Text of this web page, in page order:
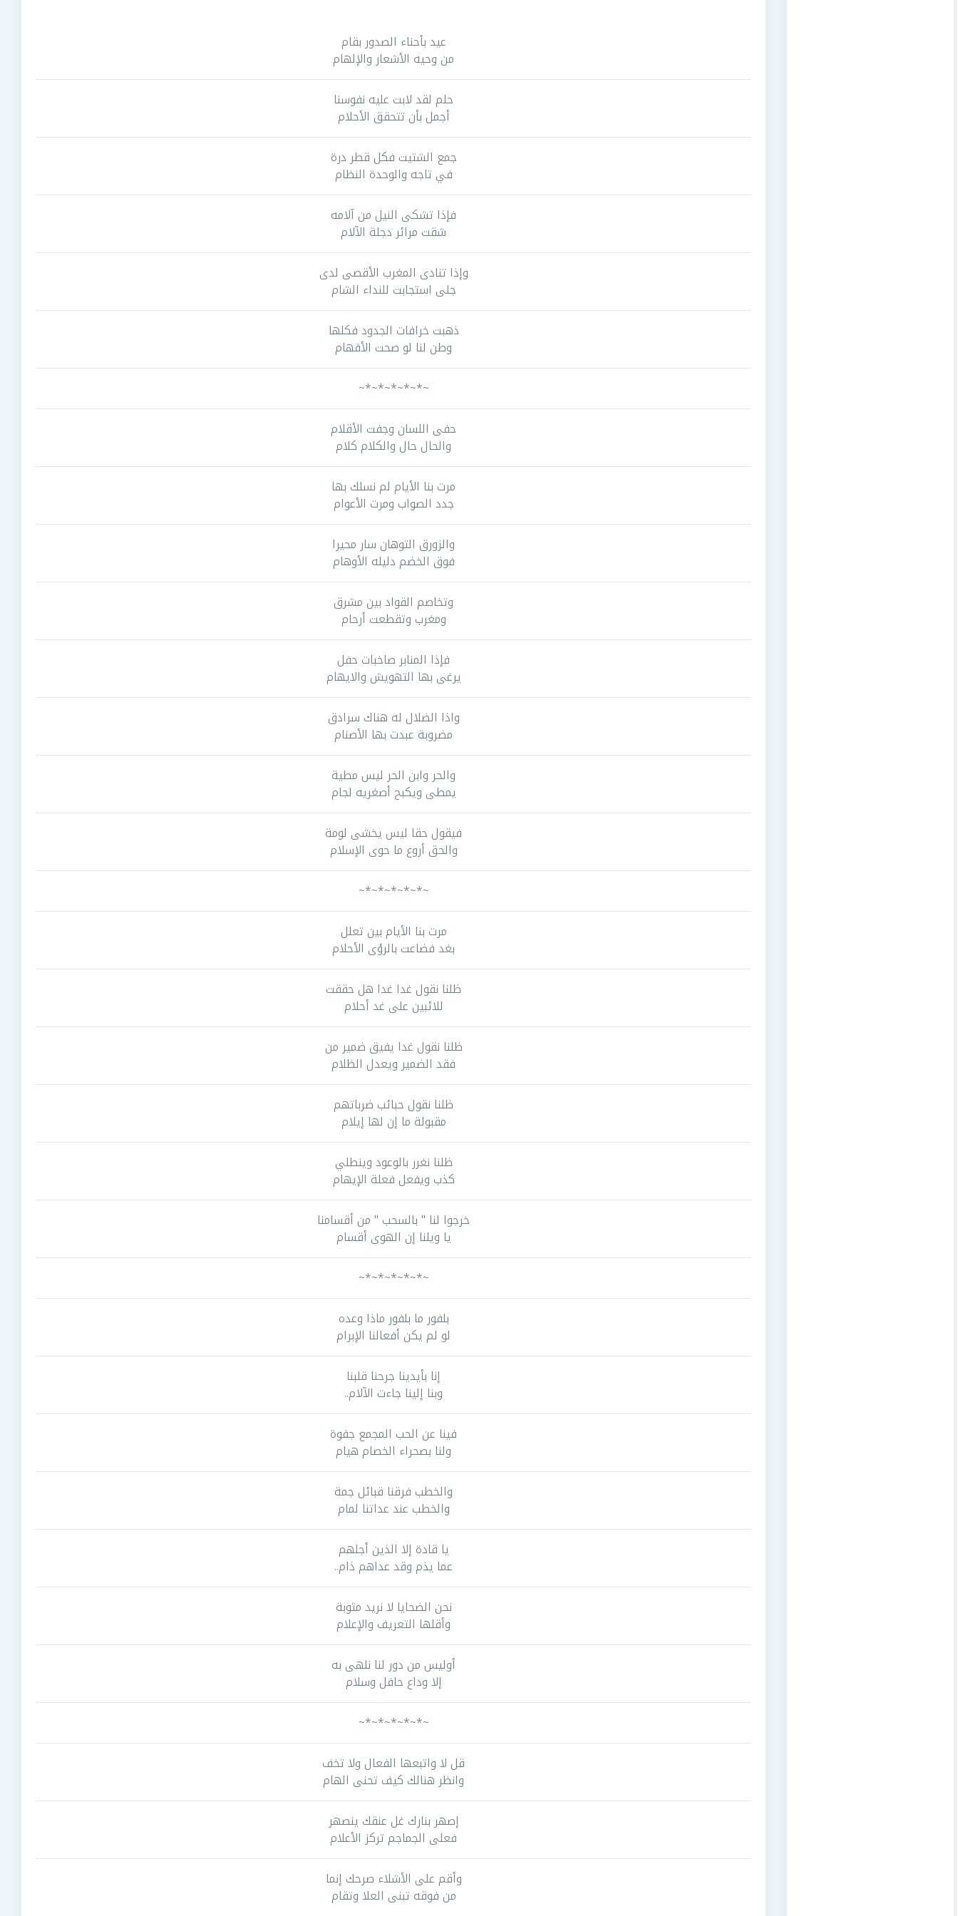
عيد بأحناء الصدور بقام
من وحيه الأشعار والإلهام
حلم لقد لابت عليه نفوسنا
أجمل بأن تتحقق الأحلام
جمع الشتيت فكل قطر درة
في تاجه والوحدة النظام
فإذا تشكى النيل من آلامه
شقت مرائر دجلة الآلام
وإذا تنادى المغرب الأقصى لدى
جلى استجابت للنداء الشام
ذهبت خرافات الجدود فكلها
وطن لنا لو صحت الأفهام
~*~*~*~*~*~
حفى اللسان وجفت الأقلام
والحال حال والكلام كلام
مرت بنا الأيام لم نسلك بها
جدد الصواب ومرت الأعوام
والزورق التوهان سار محيرا
فوق الخضم دليله الأوهام
وتخاصم القواد بين مشرق
ومغرب وتقطعت أرحام
فإذا المنابر صاخبات حفل
يرغى بها التهويش والايهام
واذا الضلال له هناك سرادق
مضروبة عبدت بها الأصنام
والحر وابن الحر ليس مطية
يمطى ويكبح أصغريه لجام
فيقول حقا ليس يخشى لومة
والحق أروع ما حوى الإسلام
~*~*~*~*~*~
مرت بنا الأيام بين تعلل
بغد فضاعت بالرؤى الأحلام
ظلنا نقول غدا غدا هل حققت
للائبين على غد أحلام
ظلنا نقول غدا يفيق ضمير من
فقد الضمير ويعدل الظلام
ظلنا نقول حبائب ضرباتهم
مقبولة ما إن لها إيلام
ظلنا نغرر بالوعود وينطلي
كذب ويفعل فعلة الإيهام
خرجوا لنا " بالسحب " من أقسامنا
يا ويلنا إن الهوى أقسام
~*~*~*~*~*~
بلفور ما بلفور ماذا وعده
لو لم يكن أفعالنا الإبرام
إنا بأيدينا جرحنا قلبنا
وبنا إلينا جاءت الآلام..
فينا عن الحب المجمع جفوة
ولنا بصحراء الخصام هيام
والخطب فرقنا قبائل جمة
والخطب عند عداتنا لمام
يا قادة إلا الذين أجلهم
عما يذم وقد عداهم ذام..
نحن الضحايا لا نريد مثوبة
وأقلها التعريف والإعلام
أوليس من دور لنا نلهى به
إلا وداع حافل وسلام
~*~*~*~*~*~
قل لا واتبعها الفعال ولا تخف
وانظر هنالك كيف تحنى الهام
إصهر بنارك غل عنقك ينصهر
فعلى الجماجم تركز الأعلام
وأقم على الأشلاء صرحك إنما
من فوقه تبنى العلا وتقام